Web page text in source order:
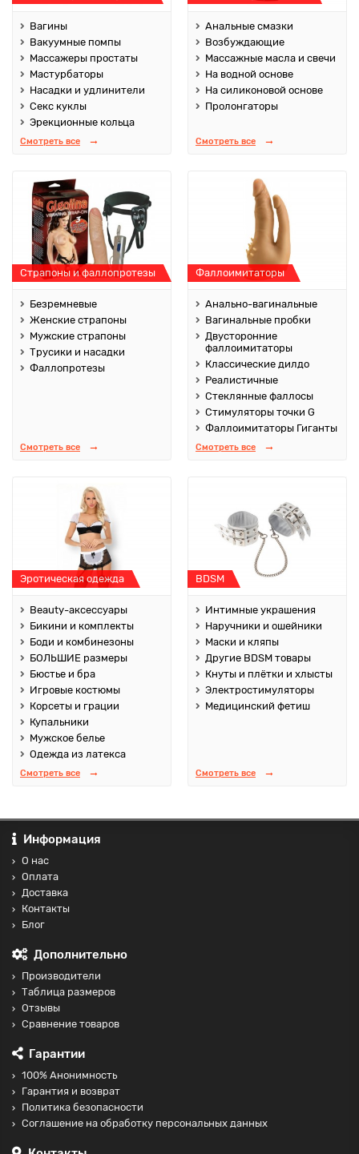
Вагины
Вакуумные помпы
Массажеры простаты
Мастурбаторы
Насадки и удлинители
Секс куклы
Эрекционные кольца
Смотреть все
Анальные смазки
Возбуждающие
Массажные масла и свечи
На водной основе
На силиконовой основе
Пролонгаторы
Смотреть все
Страпоны и фаллопротезы
Безремневые
Женские страпоны
Мужские страпоны
Трусики и насадки
Фаллопротезы
Смотреть все
Фаллоимитаторы
Анально-вагинальные
Вагинальные пробки
Двусторонние
фаллоимитаторы
Классические дилдо
Реалистичные
Стеклянные фаллосы
Стимуляторы точки G
Фаллоимитаторы Гиганты
Смотреть все
Эротическая одежда
Beauty-аксессуары
Бикини и комплекты
Боди и комбинезоны
БОЛЬШИЕ размеры
Бюстье и бра
Игровые костюмы
Корсеты и грации
Купальники
Мужское белье
Одежда из латекса
Смотреть все
BDSM
Интимные украшения
Наручники и ошейники
Маски и кляпы
Другие BDSM товары
Кнуты и плётки и хлысты
Электростимуляторы
Медицинский фетиш
Смотреть все
Информация
О нас
Оплата
Доставка
Контакты
Блог
Дополнительно
Производители
Таблица размеров
Отзывы
Сравнение товаров
Гарантии
100% Анонимность
Гарантия и возврат
Политика безопасности
Соглашение на обработку персональных данных